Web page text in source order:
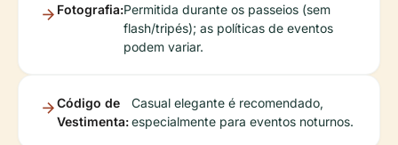
Fotografia:Permitida durante os passeios (sem
flash/tripés); as políticas de eventos
podem variar.
Código de
Vestimenta:
Casual elegante é recomendado,
especialmente para eventos noturnos.